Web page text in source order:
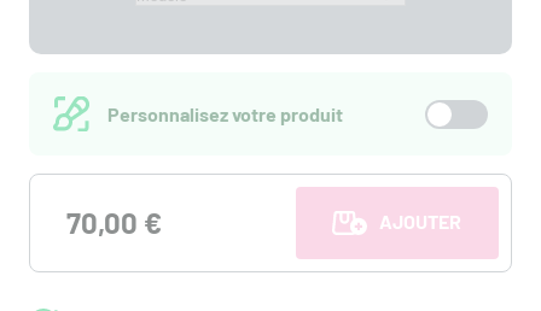
Personnalisez votre produit
70,00 € AJOUTER AU